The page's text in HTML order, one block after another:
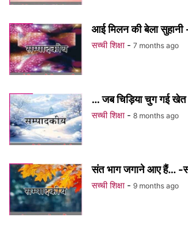
आई मिलन की बेला सुहानी
सच्ची शिक्षा - 7 months ago
… जब चिड़िया चुग गई खेत
सच्ची शिक्षा - 8 months ago
संत भाग जगाने आए हैं… -
सच्ची शिक्षा - 9 months ago